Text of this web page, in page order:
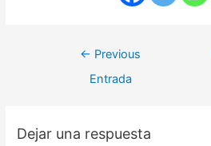
← Previous
Entrada
Dejar una respuesta